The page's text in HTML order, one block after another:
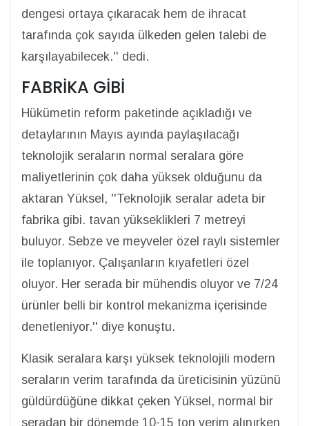
dengesi ortaya çıkaracak hem de ihracat
tarafında çok sayıda ülkeden gelen talebi de
karşılayabilecek.'' dedi.
FABRİKA GİBİ
Hükümetin reform paketinde açıkladığı ve
detaylarının Mayıs ayında paylaşılacağı
teknolojik seraların normal seralara göre
maliyetlerinin çok daha yüksek olduğunu da
aktaran Yüksel, ''Teknolojik seralar adeta bir
fabrika gibi. tavan yükseklikleri 7 metreyi
buluyor. Sebze ve meyveler özel raylı sistemler
ile toplanıyor. Çalışanların kıyafetleri özel
oluyor. Her serada bir mühendis oluyor ve 7/24
ürünler belli bir kontrol mekanizma içerisinde
denetleniyor.'' diye konuştu.
Klasik seralara karşı yüksek teknolojili modern
seraların verim tarafında da üreticisinin yüzünü
güldürdüğüne dikkat çeken Yüksel, normal bir
seradan bir dönemde 10-15 ton verim alınırken